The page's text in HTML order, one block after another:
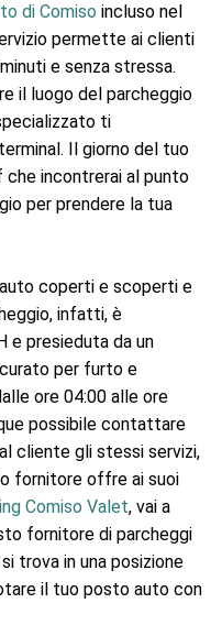
di Comiso incluso nel
permette ai clienti
e senza stressa.
il luogo del parcheggio
ti
Il giorno del tuo
incontrerai al punto
per prendere la tua
coperti e scoperti e
infatti, è
e presieduta da un
per furto e
ore 04:00 alle ore
possibile contattare
cliente gli stessi servizi,
fornitore offre ai suoi
Comiso Valet, vai a
fornitore di parcheggi
trova in una posizione
il tuo posto auto con